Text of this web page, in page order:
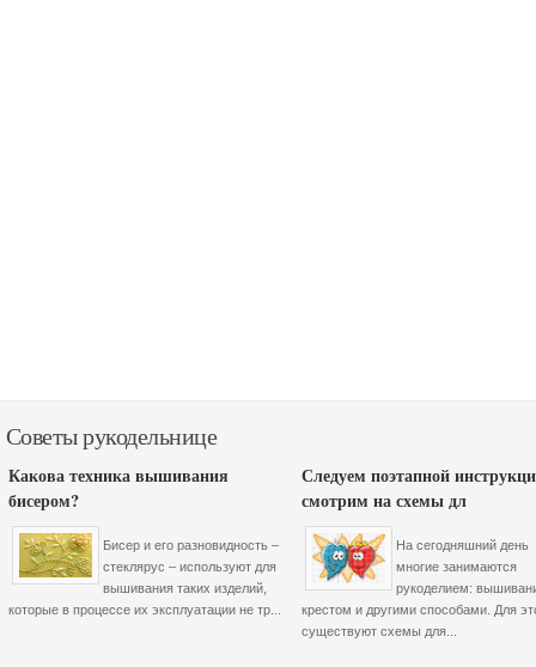
Советы рукодельнице
Какова техника вышивания
бисером?
Бисер и его разновидность –
стеклярус – используют для
вышивания таких изделий,
которые в процессе их эксплуатации не тр...
Следуем поэтапной
смотрим на схемы дл
На сегодняшний день
многие занимаются
рукоделием:
крестом и другими способами. Для
существуют схемы для...